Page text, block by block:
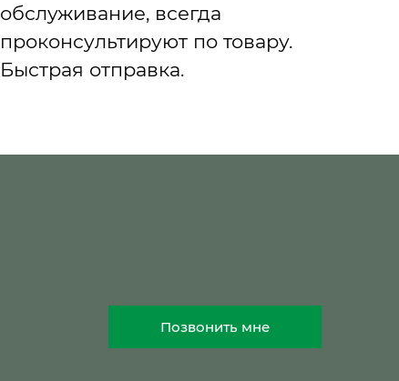
обслуживание, всегда
проконсультируют по товару.
Быстрая отправка.
Позвонить мне